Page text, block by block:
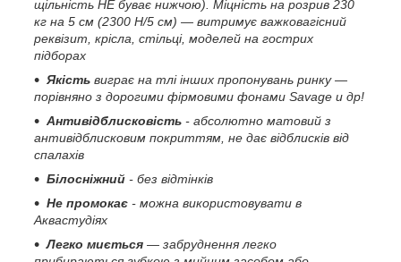
щільність НЕ буває нижчою). Міцність на розрив 230
кг на 5 см (2300 H/5 см) — витримує важковагісний
реквізит, крісла, стільці, моделей на гострих
підборах
Якість виграє на тлі інших пропонувань ринку —
порівняно з дорогими фірмовими фонами Savage и др!
Антивідблисковість - абсолютно матовий з
антивідблисковим покриттям, не дає відблисків від
спалахів
Білосніжний - без відтінків
Не промокає - можна використовувати в
Аквастудіях
Легко миється — забруднення легко